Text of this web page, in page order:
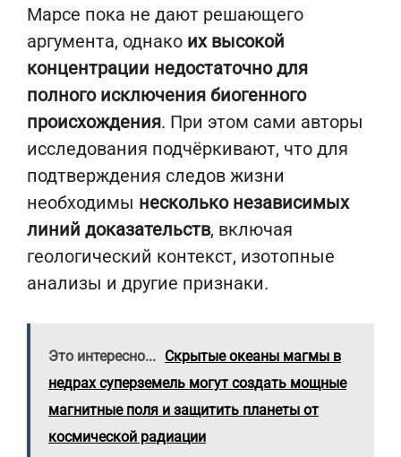
Марсе пока не дают решающего
аргумента, однако их высокой
концентрации недостаточно для
полного исключения биогенного
происхождения. При этом сами авторы
исследования подчёркивают, что для
подтверждения следов жизни
необходимы несколько независимых
линий доказательств, включая
геологический контекст, изотопные
анализы и другие признаки.
Это интересно... Скрытые океаны магмы в
недрах суперземель могут создать мощные
магнитные поля и защитить планеты от
космической радиации